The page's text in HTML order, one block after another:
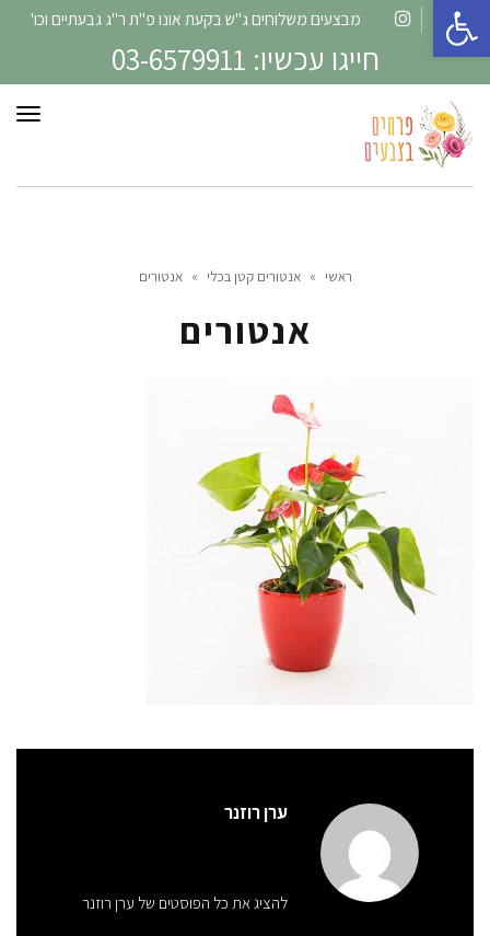
פתח סרגל נגישות
Facebook
מבצעים משלוחים ג"ש בקעת אונו פ"ת ר"ג גבעתיים וכו'
חייגו עכשיו: 03-6579911
ראשי » אנטורים קטן בכלי » אנטורים
אנטורים
ערן רוזנר
להציג את כל הפוסטים של ערן רוזנר